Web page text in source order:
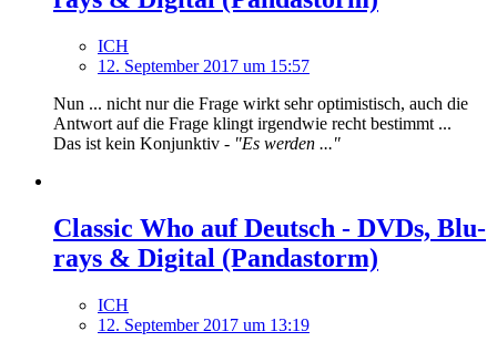
ICH
12. September 2017 um 15:57
Nun ... nicht nur die Frage wirkt sehr optimistisch, auch die
Antwort auf die Frage klingt irgendwie recht bestimmt ...
Das ist kein Konjunktiv - "Es werden ..."
Classic Who auf Deutsch - DVDs, Blu-
rays & Digital (Pandastorm)
ICH
12. September 2017 um 13:19